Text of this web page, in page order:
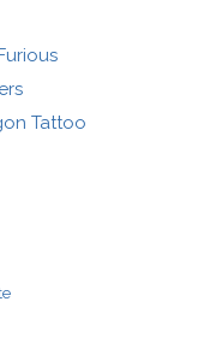
Tattoo